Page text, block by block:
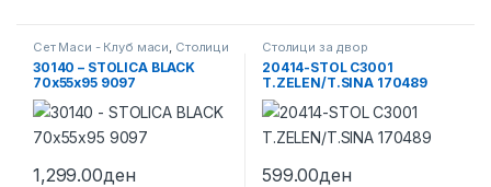
Сет Маси - Клуб маси Столици
30140 – STOLICA BLACK
70x55x95 9097
1,299.00ден
Столици за двор
20414-STOL C3001
T.ZELEN/T.SINA 170489
599.00ден